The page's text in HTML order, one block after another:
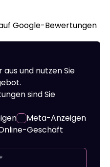
Google-Bewertungen
aus und nutzen Sie
sind Sie
Meta-Anzeigen
Geschäft